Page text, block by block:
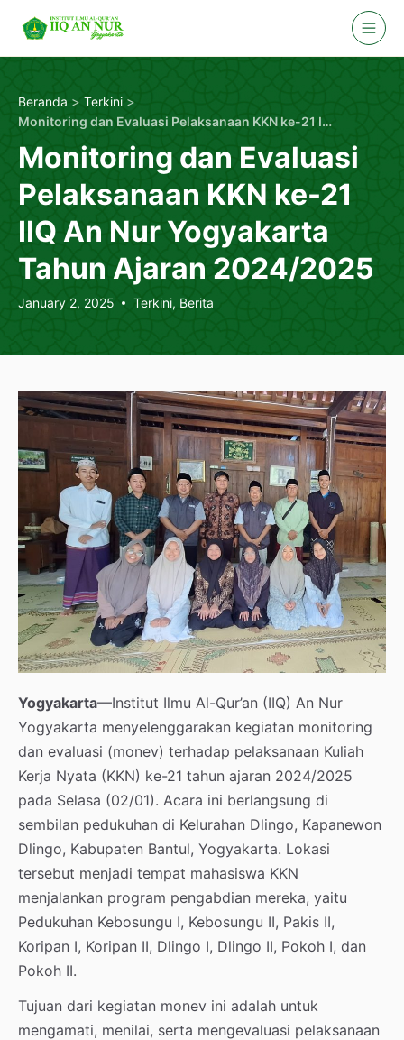
content
Beranda > Terkini >
Monitoring dan Evaluasi Pelaksanaan KKN ke-21 IIQ An Nur Yogyakarta Tahun Ajaran 2024/2025
Monitoring dan Evaluasi
Pelaksanaan KKN ke-21
IIQ An Nur Yogyakarta
Tahun Ajaran 2024/2025
January 2, 2025 Terkini, Berita
Yogyakarta—Institut Ilmu Al-Qur’an (IIQ) An Nur
Yogyakarta menyelenggarakan kegiatan monitoring
dan evaluasi (monev) terhadap pelaksanaan Kuliah
Kerja Nyata (KKN) ke-21 tahun ajaran 2024/2025
pada Selasa (02/01). Acara ini berlangsung di
sembilan pedukuhan di Kelurahan Dlingo, Kapanewon
Dlingo, Kabupaten Bantul, Yogyakarta. Lokasi
tersebut menjadi tempat mahasiswa KKN
menjalankan program pengabdian mereka, yaitu
Pedukuhan Kebosungu I, Kebosungu II, Pakis II,
Koripan I, Koripan II, Dlingo I, Dlingo II, Pokoh I, dan
Pokoh II.
Tujuan dari kegiatan monev ini adalah untuk
mengamati, menilai, serta mengevaluasi pelaksanaan